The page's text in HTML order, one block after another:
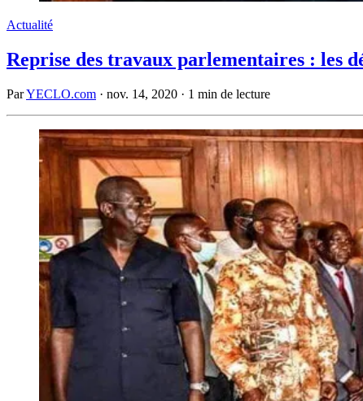
Actualité
Reprise des travaux parlementaires : les
ParYECLO.com · nov. 14, 2020 · 1 min de lecture